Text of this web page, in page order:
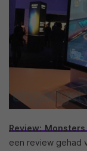
Review:
een review gehad